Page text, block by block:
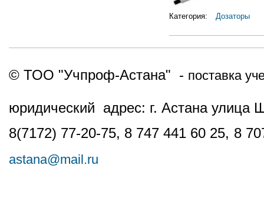
Категория: Дозаторы
© ТОО "Учпроф-Астана" - поставка
юридический адрес: г. Астана
8(7172) 77-20-75, 8 747 441 60 25, 8
astana@mail.ru